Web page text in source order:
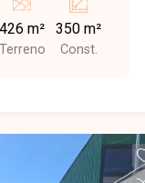
Próximo a
restaurantes,
serviços, é
banheiros no piso
cozinhas, sendo
426 m²
Terreno
350 m²
Const.